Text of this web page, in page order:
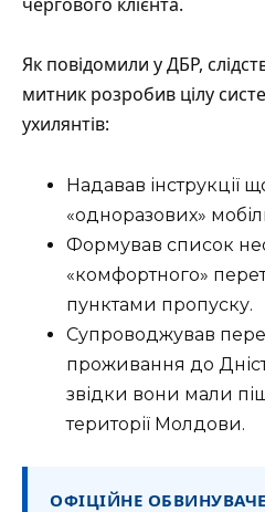
Як повідомили у ДБР,
митник розробив цілу
ухилянтів:
Надавав інструкції
«одноразових»
Формував список
«комфортного»
пунктами пропуску.
Супроводжував
проживання до
звідки вони мали
території Молдови.
ОФІЦІЙНЕ